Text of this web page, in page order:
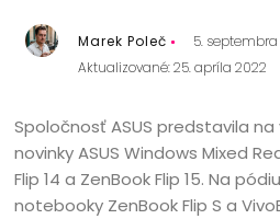
Marek Poleč
5. septembra
Aktualizované: 25. apríla 2022
Spoločnosť ASUS predstavila na
novinky ASUS Windows Mixed
Flip 14 a ZenBook Flip 15. Na
notebooky ZenBook Flip S a